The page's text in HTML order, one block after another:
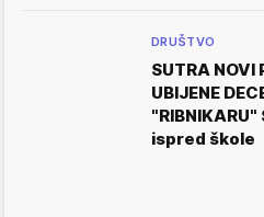
DRUŠTVO
SUTRA NOVI
UBIJENE
ispred škole